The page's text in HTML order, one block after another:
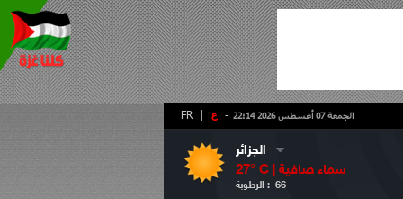
- ع FR الجمعة 07 أغسطس 2026 22:14
الجزائر
27° C | سماء صافية
الرطوبة : 66